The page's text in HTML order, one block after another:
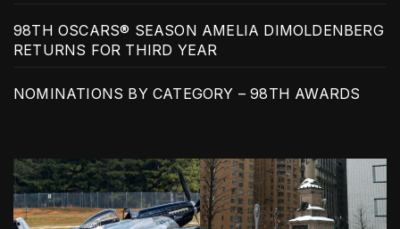
98TH OSCARS® SEASON AMELIA DIMOLDENBERG
RETURNS FOR THIRD YEAR
NOMINATIONS BY CATEGORY – 98TH AWARDS